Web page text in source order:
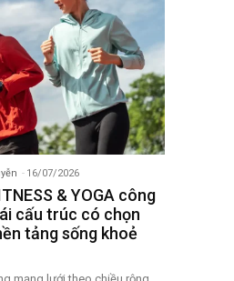
- 16/07/2026
& YOGA công
cấu trúc có chọn
tảng sống khoẻ